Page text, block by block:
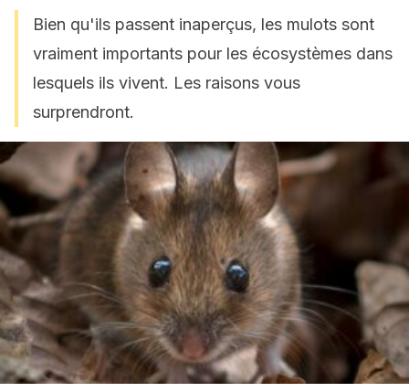
Bien qu'ils passent inaperçus, les mulots sont
vraiment importants pour les écosystèmes dans
lesquels ils vivent. Les raisons vous
surprendront.